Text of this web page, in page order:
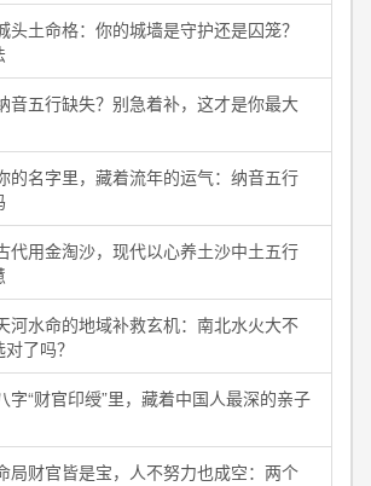
头土命格：你的城墙是守护还是囚笼？
音五行缺失？别急着补，这才是你最大
的名字里，藏着流年的运气：纳音五行
代用金淘沙，现代以心养土沙中土五行
河水命的地域补救玄机：南北水火大不
了吗？
字“财官印绶”里，藏着中国人最深的亲子
局财官皆是宝，人不努力也成空：两个